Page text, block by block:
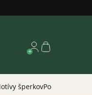
Nákupný
šperkovPodľa